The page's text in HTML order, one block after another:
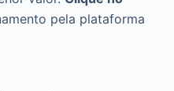
pela plataforma